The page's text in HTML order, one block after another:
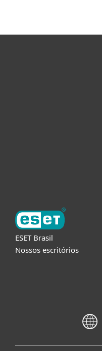
ESET Brasil
Nossos escritórios